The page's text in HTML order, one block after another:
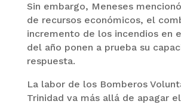
Sin embargo, Meneses
de recursos económicos, el
incremento de los incendios en
del año ponen a prueba su
respuesta.
La labor de los Bomberos
Trinidad va más allá de apagar